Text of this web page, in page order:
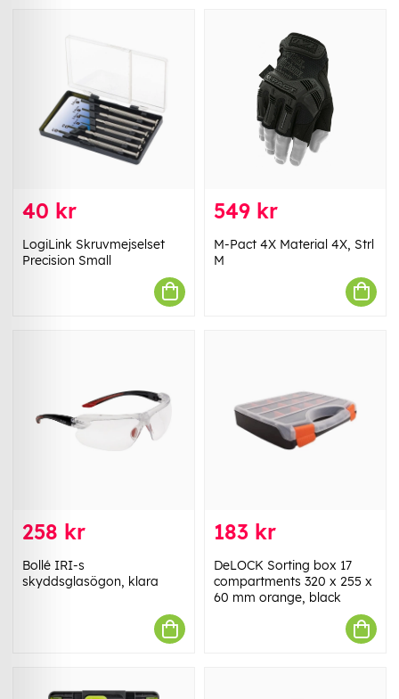
40 kr
LogiLink Skruvmejselset
Precision Small
549 kr
M-Pact 4X Material 4X, Strl
M
258 kr
Bollé IRI-s
skyddsglasögon, klara
183 kr
DeLOCK Sorting box 17
compartments 320 x 255 x
60 mm orange, black